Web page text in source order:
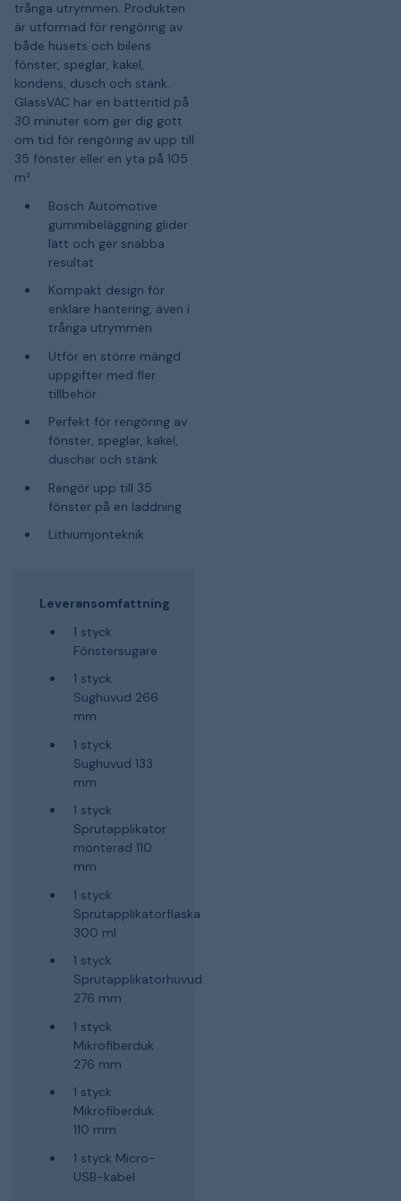
trånga utrymmen. Produkten
är utformad för rengöring av
både husets och bilens
fönster, speglar, kakel,
kondens, dusch och stänk.
GlassVAC har en batteritid på
30 minuter som ger dig gott
om tid för rengöring av upp till
35 fönster eller en yta på 105
m².
Bosch Automotive
gummibeläggning glider
lätt och ger snabba
resultat
Kompakt design för
enklare hantering, även i
trånga utrymmen
Utför en större mängd
uppgifter med fler
tillbehör
Perfekt för rengöring av
fönster, speglar, kakel,
duschar och stänk
Rengör upp till 35
fönster på en laddning
Lithiumjonteknik
Leveransomfattning
1 styck
Fönstersugare
1 styck
Sughuvud 266
mm
1 styck
Sughuvud 133
mm
1 styck
Sprutapplikator
monterad 110
mm
1 styck
Sprutapplikatorflaska
300 ml
1 styck
Sprutapplikatorhuvud
276 mm
1 styck
Mikrofiberduk
276 mm
1 styck
Mikrofiberduk
110 mm
1 styck Micro-
USB-kabel